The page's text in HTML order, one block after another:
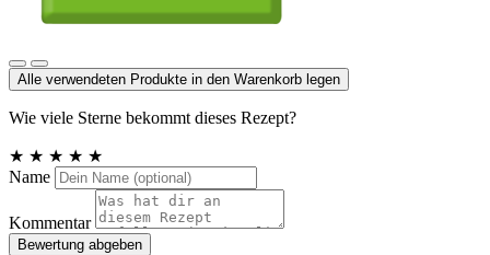
Alle verwendeten Produkte in den Warenkorb legen
Wie viele Sterne bekommt dieses Rezept?
★ ★ ★ ★ ★
Name
Kommentar
Bewertung abgeben